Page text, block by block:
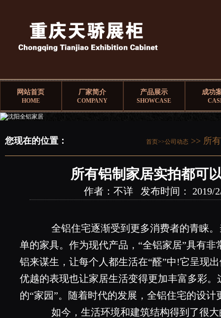
网站首页
HOME
厂家简介
COMPANY
产品展示
SHOWCASE
成功
您现在的位置： 首页>>公司动态 >> 所
所有铝制家居实拍都可
作者：不详 发布时间： 2019/
全铝住宅逐渐受到更多消费者的青睐。
单的家具。作为现代产品，“全铝家居”具有
铝来谋生，让每个人都生活在“醛”中!它呈现
优越的表现也让家居生活变得更加丰富多彩
的“家园”。随着时代的发展，全铝住宅的设计
如今，生活环境和建筑结构得到了很大